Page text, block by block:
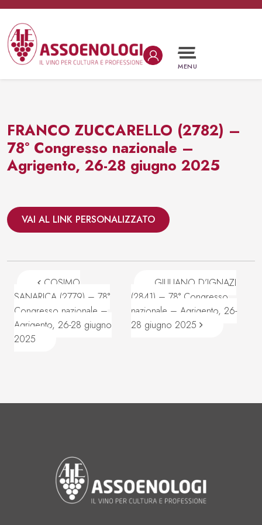
Vai al contenuto
Navigazione principale
MENU
FRANCO ZUCCARELLO (2782) –
78° Congresso nazionale –
Agrigento, 26-28 giugno 2025
VAI AL LINK PERSONALIZZATO
Navigazione articoli
COSIMO
SANARICA (2779) – 78°
Congresso nazionale –
Agrigento, 26-28 giugno
2025
GIULIANO D’IGNAZI
(2841) – 78° Congresso
nazionale – Agrigento, 26-
28 giugno 2025